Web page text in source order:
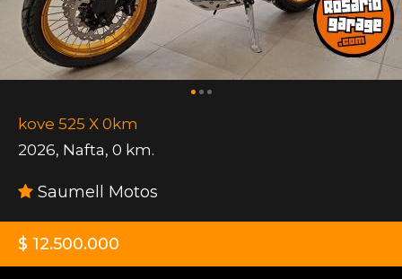
kove 525 X 0km
2026, Nafta, 0 km.
Saumell Motos
$ 12.500.000